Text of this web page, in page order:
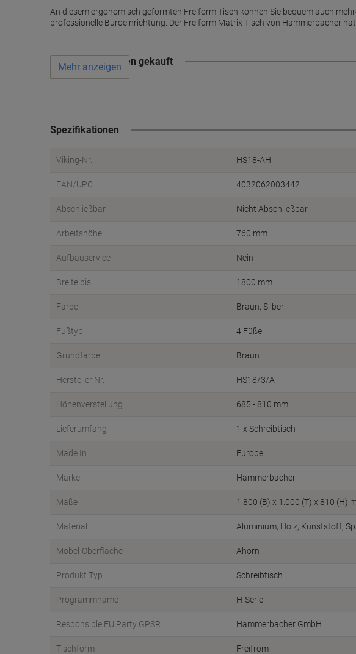
An diesem ergonomisch geformten Freiform Tisch können Sie bequem auch
professionelle Büroeinrichtung. Der Freiform Matrix Tisch von Hammerbacher
Wird oft zusammen gekauft
Mehr anzeigen
Spezifikationen
Viking-Nr. HS18-AH
EAN/UPC 4032062003442
Abschließbar Nicht Abschließbar
Arbeitshöhe 760 mm
Aufbauservice Nein
Breite bis 1800 mm
Farbe Braun, Silber
Fußtyp 4 Füße
Grundfarbe Braun
Hersteller Nr. HS18/3/A
Höhenverstellung 685 - 810 mm
Lieferumfang 1 x Schreibtisch
Made In Europe
Marke Hammerbacher
Maße 1.800 (B) x 1.000 (T) x 810 (H)
Material Aluminium, Holz, Kunststoff,
Möbel-Oberfläche Ahorn
Produkt Typ Schreibtisch
Programmname H-Serie
Responsible EU Party GPSR Hammerbacher GmbH
Tischform Freifrom